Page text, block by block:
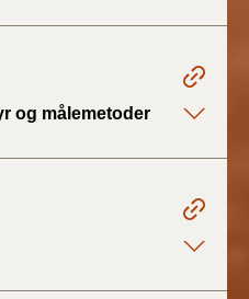
og målemetoder